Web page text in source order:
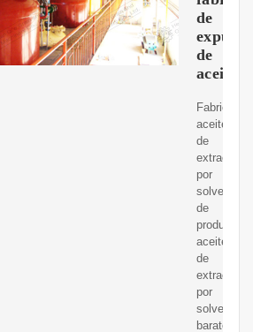
de
de
aceite
aceite
de
extracción
por
solvente
de
productos
aceite
de
extracción
por
solvente
baratos